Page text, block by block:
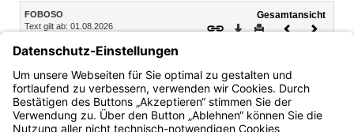
Inhalt
FOBOSO
Text gilt ab: 01.08.2026
Gesamtansicht
Download
DruckenVorheriges
§ 44 Inkrafttreten
Diese Verordnung tritt am 13. September 2017 in Kraft.